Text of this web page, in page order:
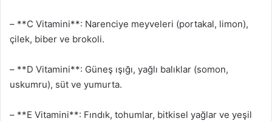
– **C Vitamini**: Narenciye meyveleri (portakal, limon),
çilek, biber ve brokoli.
– **D Vitamini**: Güneş ışığı, yağlı balıklar (somon,
uskumru), süt ve yumurta.
– **E Vitamini**: Fındık, tohumlar, bitkisel yağlar ve yeşil